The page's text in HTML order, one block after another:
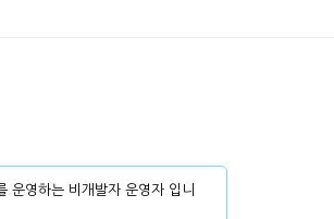
운영하는 비개발자 운영자 입니